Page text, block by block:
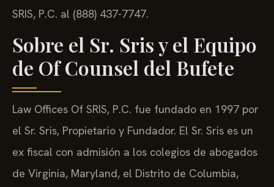
SRIS, P.C. al (888) 437-7747.
Sobre el Sr. Sris y el Equipo
de Of Counsel del Bufete
Law Offices Of SRIS, P.C. fue fundado en 1997 por
el Sr. Sris, Propietario y Fundador. El Sr. Sris es un
ex fiscal con admisión a los colegios de abogados
de Virginia, Maryland, el Distrito de Columbia,